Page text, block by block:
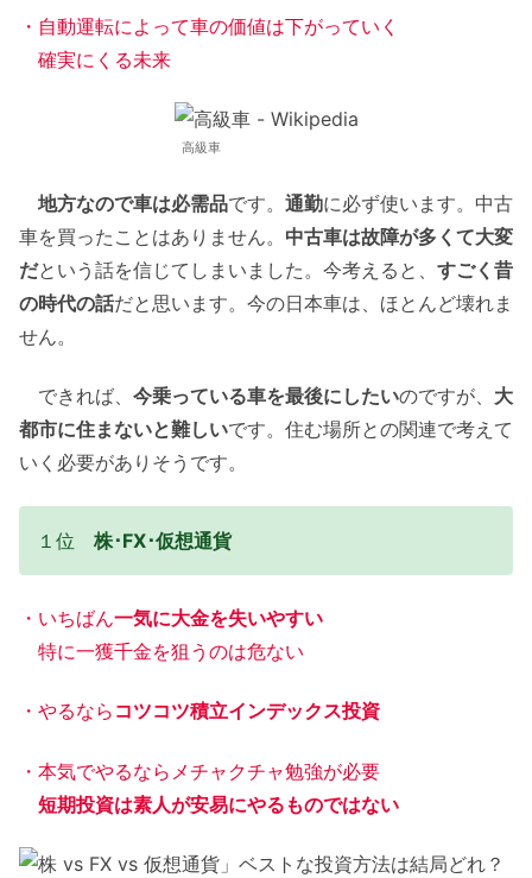
・自動運転によって車の価値は下がっていく
確実にくる未来
高級車
地方なので車は必需品です。 通勤に必ず使います。中古
車を買ったことはありません。 中古車は故障が多くて大変
だという話を信じてしまいました。今考えると、 すごく昔
の時代の話だと思います。今の日本車は、ほとんど壊れま
せん。
できれば、 今乗っている車を最後にしたいのですが、 大
都市に住まないと難しいです。住む場所との関連で考えて
いく必要がありそうです。
１位 株･FX･仮想通貨
・いちばん一気に大金を失いやすい
特に一獲千金を狙うのは危ない
・やるなら コツコツ積立インデックス投資
・本気でやるならメチャクチャ勉強が必要
短期投資は素人が安易にやるものではない